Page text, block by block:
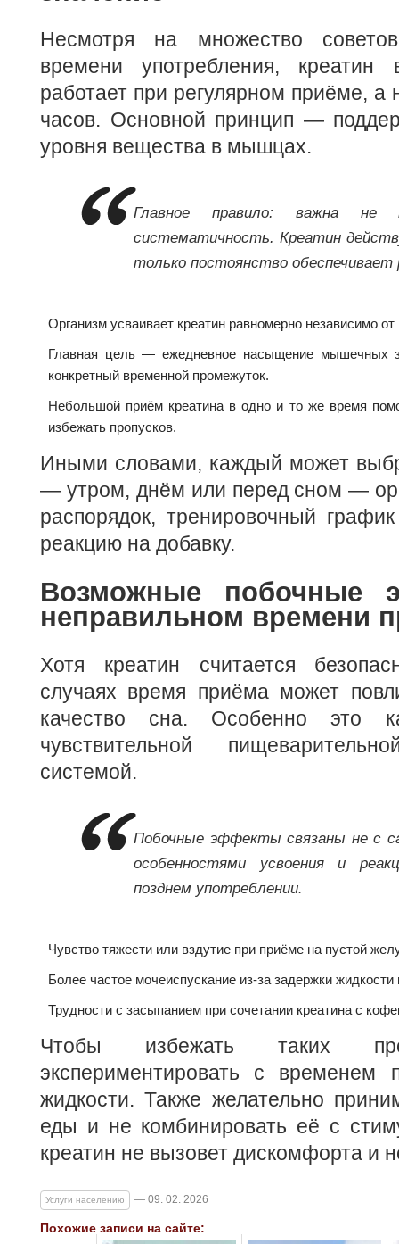
Несмотря на множество
времени употребления,
работает при регулярном приёме, а
часов. Основной принцип —
уровня вещества в мышцах.
Главное правило: важна не
систематичность. Креатин
только постоянство
Организм усваивает креатин равномерно независимо от
Главная цель — ежедневное насыщение мышечных
конкретный временной промежуток.
Небольшой приём креатина в одно и то же время
избежать пропусков.
Иными словами, каждый может
— утром, днём или перед сном —
распорядок, тренировочный
реакцию на добавку.
Возможные побочные
неправильном времени
Хотя креатин считается
случаях время приёма может
качество сна. Особенно это
чувствительной
системой.
Побочные эффекты связаны не с
особенностями усвоения и
позднем употреблении.
Чувство тяжести или вздутие при приёме на пустой
Более частое мочеиспускание из-за задержки жидкости
Трудности с засыпанием при сочетании креатина с
Чтобы избежать таких
экспериментировать с
жидкости. Также желательно
еды и не комбинировать её с
креатин не вызовет дискомфорта и
Услуги населению — 09. 02. 2026
Похожие записи на сайте: